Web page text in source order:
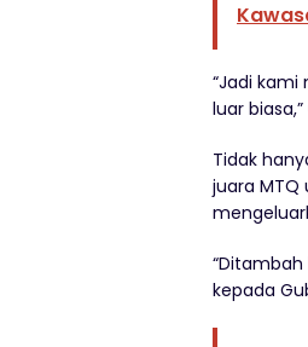
“Jadi
luar
Tidak
juara
kepada